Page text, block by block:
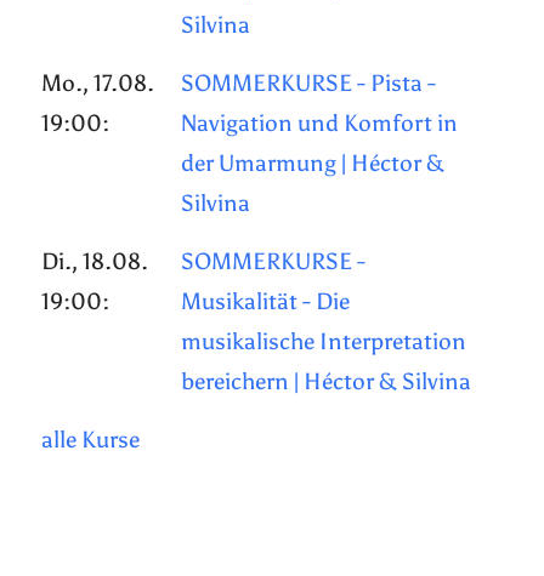
Silvina
Mo., 17.08.
19:00:
SOMMERKURSE - Pista -
Navigation und Komfort in
der Umarmung | Héctor &
Silvina
Di., 18.08.
19:00:
SOMMERKURSE -
Musikalität - Die
musikalische Interpretation
bereichern | Héctor & Silvina
alle Kurse